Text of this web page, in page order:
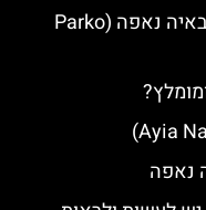
פארקו פאליאטסו – לונה פארק באיה נאפה (‪Parko